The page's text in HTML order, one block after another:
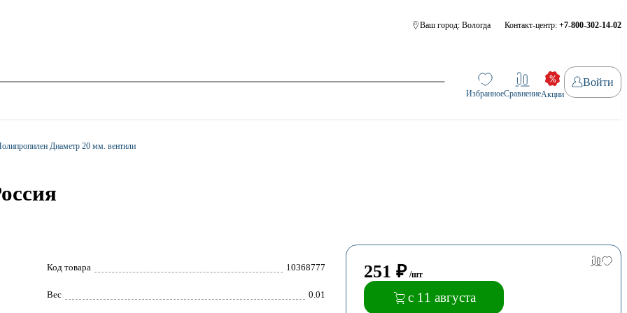
Ваш город: Вологда Контакт-центр: +7-800-302-14-02
ИзбранноеСравнениеАкции
Войти
Диаметр 20 мм. вентили
Код товара 10368777
Вес 0.01
251 ₽ /шт
с 11 августа